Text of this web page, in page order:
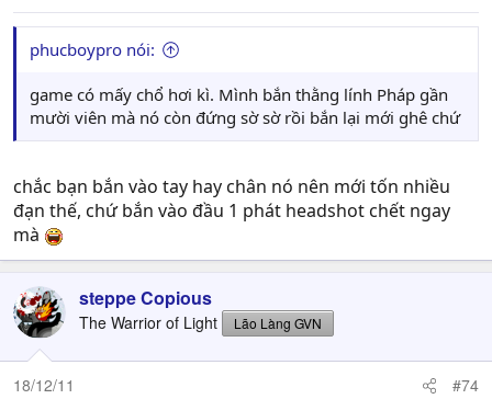
phucboypro nói:
game có mấy chổ hơi kì. Mình bắn thằng lính Pháp gần
mười viên mà nó còn đứng sờ sờ rồi bắn lại mới ghê chứ
chắc bạn bắn vào tay hay chân nó nên mới tốn nhiều
đạn thế, chứ bắn vào đầu 1 phát headshot chết ngay
mà
steppe Copious
The Warrior of Light Lão Làng GVN
18/12/11 #74